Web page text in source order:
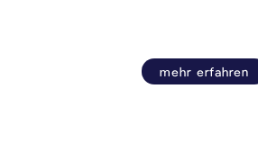
mehr erfahren